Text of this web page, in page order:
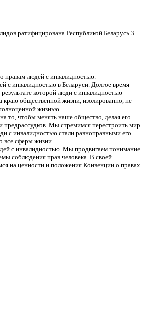
ратифицирована Республикой Беларусь 3
правам людей с инвалидностью.
с инвалидностью в Беларуси. Долгое время
результате которой люди с инвалидностью
краю общественной жизни, изолированно, не
жизнью.
то, чтобы менять наше общество, делая его
предрассудков. Мы стремимся перестроить мир
с инвалидностью стали равноправными его
все сферы жизни.
с инвалидностью. Мы продвигаем понимание
соблюдения прав человека. В своей
на ценности и положения Конвенции о правах